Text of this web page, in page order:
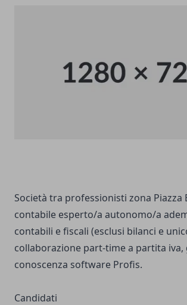
Società tra professionisti zona Piazza
contabile esperto/a autonomo/a
contabili e fiscali (esclusi bilanci e
collaborazione part-time a partita iva,
conoscenza software Profis.
Candidati